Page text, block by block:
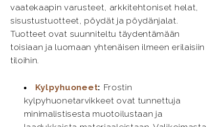
vaatekaapin varusteet, arkkitehtoniset helat,
sisustustuotteet, pöydät ja pöydänjalat.
Tuotteet ovat suunniteltu täydentämään
toisiaan ja luomaan yhtenäisen ilmeen erilaisiin
tiloihin.
Kylpyhuoneet: Frostin
kylpyhuonetarvikkeet ovat tunnettuja
minimalistisesta muotoilustaan ja